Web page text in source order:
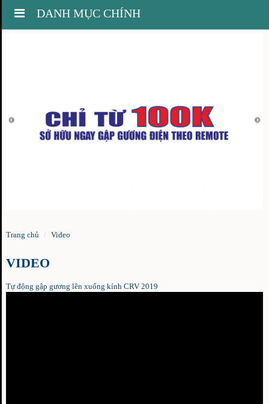
Toggle
DANH MỤC CHÍNH
Trang chủ Video
VIDEO
Tự động gập gương lên xuống kính CRV 2019